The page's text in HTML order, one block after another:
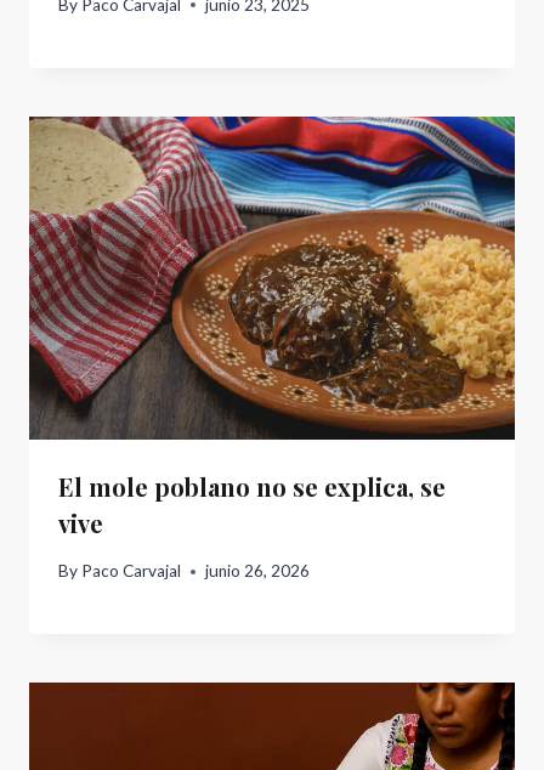
By Paco Carvajal junio 23, 2025
El mole poblano no se explica, se
vive
By Paco Carvajal junio 26, 2026